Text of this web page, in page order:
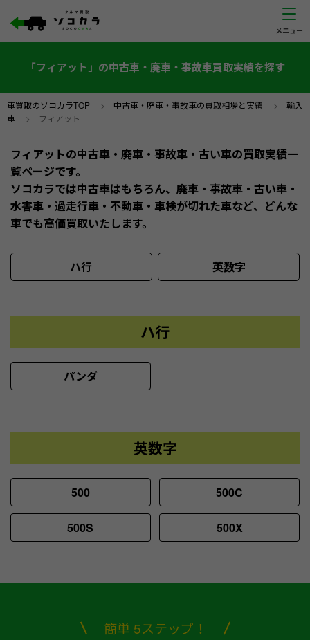
「フィアット」の中古車・廃車・事故車買取実績を探す
車買取のソコカラTOP > 中古車・廃車・事故車の買取相場と実績 > 輸入
車 > フィアット
フィアットの中古車・廃車・事故車・古い車の買取実績一
覧ページです。
ソコカラでは中古車はもちろん、廃車・事故車・古い車・
水害車・過走行車・不動車・車検が切れた車など、どんな
車でも高価買取いたします。
ハ行 英数字
ハ行
パンダ
英数字
500 500C
500S 500X
簡単 5ステップ！